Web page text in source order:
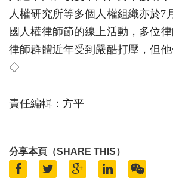
人權研究所等多個人權組織亦於7
國人權律師節的線上活動，多位
律師群體近年受到嚴酷打壓，但他
◇
責任編輯：方平
分享本頁（SHARE THIS）